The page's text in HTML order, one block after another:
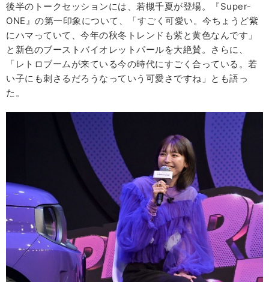
後半のトークセッションには、若槻千夏が登場。『Super-
ONE』の第一印象について、「すごく可愛い。今ちょうど紫
にハマっていて、今年の秋冬トレンドも紫と黄色なんです」
と新色のブーストバイオレットパールを大絶賛。さらに、
「レトロブームが来ている今の時代にすごく合っている。若
い子にも刺さるだろうなっていう可愛さですね」とも語っ
た。